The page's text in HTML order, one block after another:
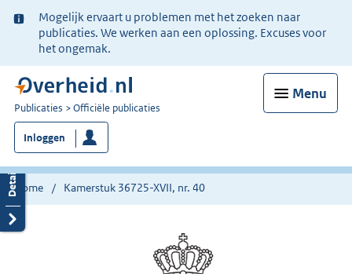
Ter
informatie:
Mogelijk ervaart u problemen met het zoeken naar
publicaties. We werken aan een oplossing. Excuses voor
het ongemak.
Menu
U
bent
nu
hier:
Publicaties Officiële publicaties
Inloggen
Home Kamerstuk 36725-XVII, nr. 40